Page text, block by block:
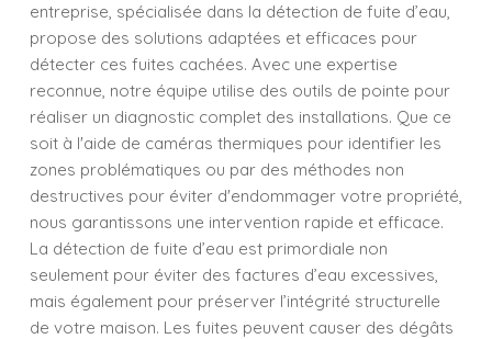
entreprise, spécialisée dans la détection de fuite d’eau,
propose des solutions adaptées et efficaces pour
détecter ces fuites cachées. Avec une expertise
reconnue, notre équipe utilise des outils de pointe pour
réaliser un diagnostic complet des installations. Que ce
soit à l'aide de caméras thermiques pour identifier les
zones problématiques ou par des méthodes non
destructives pour éviter d'endommager votre propriété,
nous garantissons une intervention rapide et efficace.
La détection de fuite d’eau est primordiale non
seulement pour éviter des factures d’eau excessives,
mais également pour préserver l’intégrité structurelle
de votre maison. Les fuites peuvent causer des dégâts